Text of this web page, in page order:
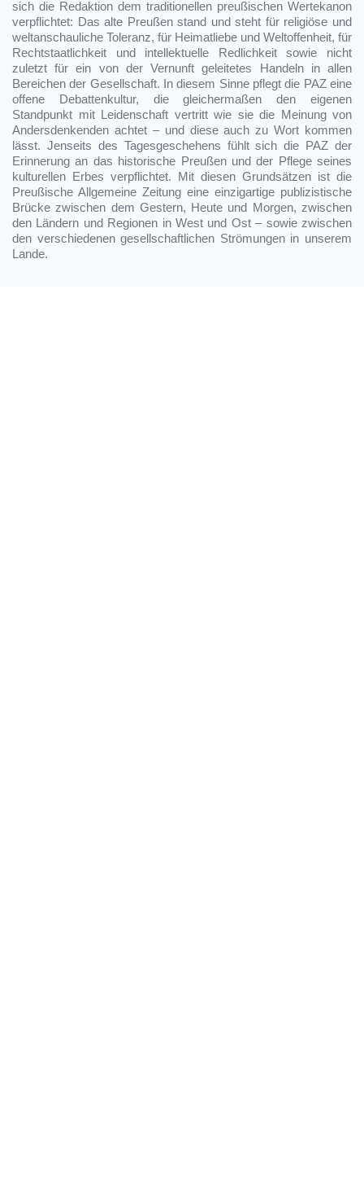
sich die Redaktion dem traditionellen preußischen Wertekanon
verpflichtet: Das alte Preußen stand und steht für religiöse und
weltanschauliche Toleranz, für Heimatliebe und Weltoffenheit, für
Rechtstaatlichkeit und intellektuelle Redlichkeit sowie nicht
zuletzt für ein von der Vernunft geleitetes Handeln in allen
Bereichen der Gesellschaft. In diesem Sinne pflegt die PAZ eine
offene Debattenkultur, die gleichermaßen den eigenen
Standpunkt mit Leidenschaft vertritt wie sie die Meinung von
Andersdenkenden achtet – und diese auch zu Wort kommen
lässt. Jenseits des Tagesgeschehens fühlt sich die PAZ der
Erinnerung an das historische Preußen und der Pflege seines
kulturellen Erbes verpflichtet. Mit diesen Grundsätzen ist die
Preußische Allgemeine Zeitung eine einzigartige publizistische
Brücke zwischen dem Gestern, Heute und Morgen, zwischen
den Ländern und Regionen in West und Ost – sowie zwischen
den verschiedenen gesellschaftlichen Strömungen in unserem
Lande.